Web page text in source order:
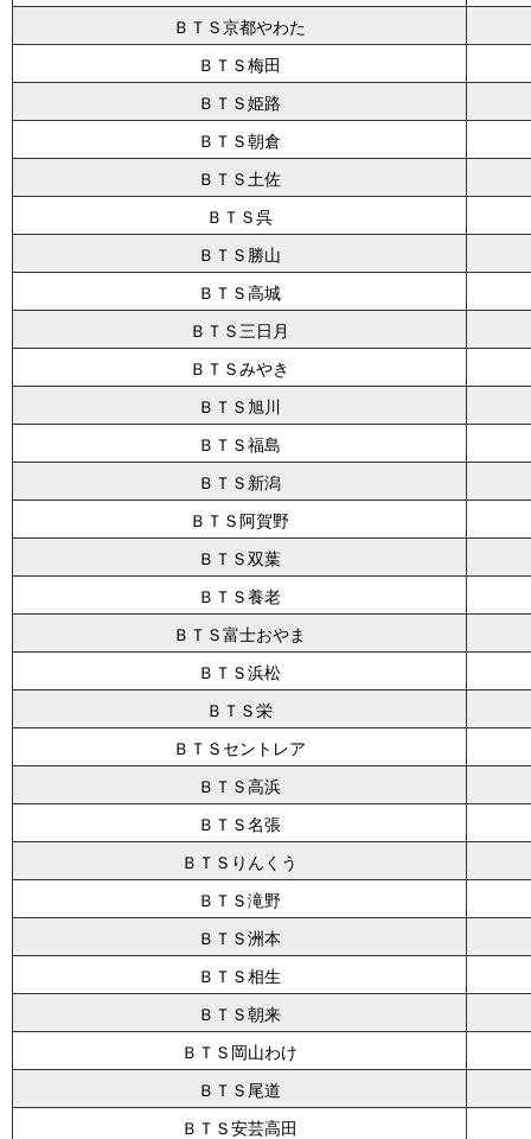
ＢＴＳ京都やわた
ＢＴＳ梅田
ＢＴＳ姫路
ＢＴＳ朝倉
ＢＴＳ土佐
ＢＴＳ呉
ＢＴＳ勝山
ＢＴＳ高城
ＢＴＳ三日月
ＢＴＳみやき
ＢＴＳ旭川
ＢＴＳ福島
ＢＴＳ新潟
ＢＴＳ阿賀野
ＢＴＳ双葉
ＢＴＳ養老
ＢＴＳ富士おやま
ＢＴＳ浜松
ＢＴＳ栄
ＢＴＳセントレア
ＢＴＳ高浜
ＢＴＳ名張
ＢＴＳりんくう
ＢＴＳ滝野
ＢＴＳ洲本
ＢＴＳ相生
ＢＴＳ朝来
ＢＴＳ岡山わけ
ＢＴＳ尾道
ＢＴＳ安芸高田